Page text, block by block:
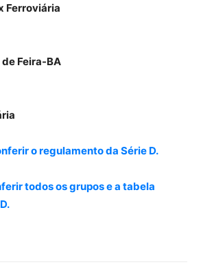
Ferroviária
Feira-BA
o regulamento da Série D.
todos os grupos e a tabela